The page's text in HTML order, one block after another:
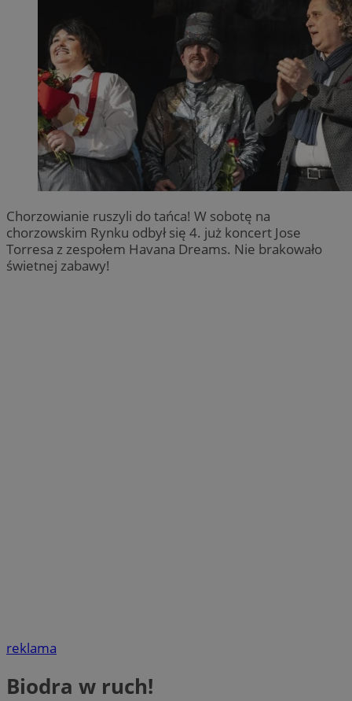
Chorzowianie ruszyli do tańca! W sobotę na
chorzowskim Rynku odbył się 4. już koncert Jose
Torresa z zespołem Havana Dreams. Nie brakowało
świetnej zabawy!
reklama
Biodra w ruch!